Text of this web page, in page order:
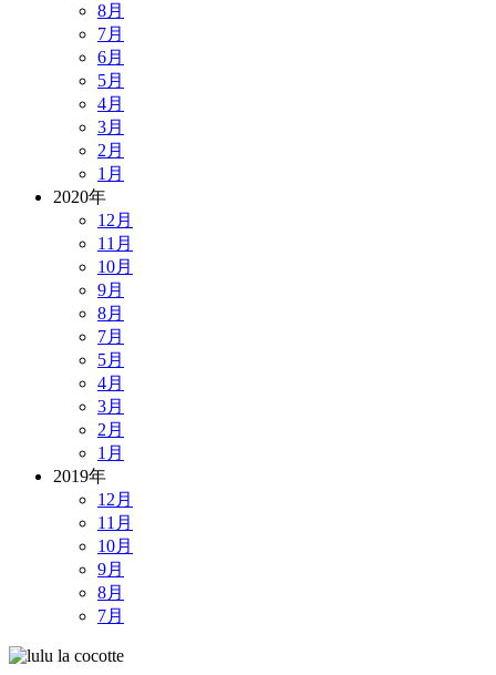
8月
7月
6月
5月
4月
3月
2月
1月
2020年
12月
11月
10月
9月
8月
7月
5月
4月
3月
2月
1月
2019年
12月
11月
10月
9月
8月
7月